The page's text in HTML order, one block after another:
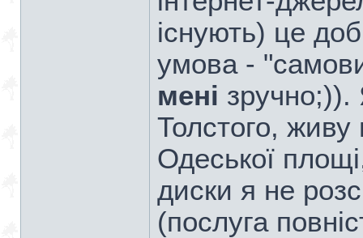
існують) це
умова -
мені
Толстого,
Одеської
диски я не
(послуга